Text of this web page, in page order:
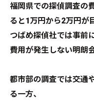
福岡県での探偵調査の
ると1万円から2万円が
つばめ探偵社では事前
費用が発生しない明朗
都市部の調査では交通
る一方、